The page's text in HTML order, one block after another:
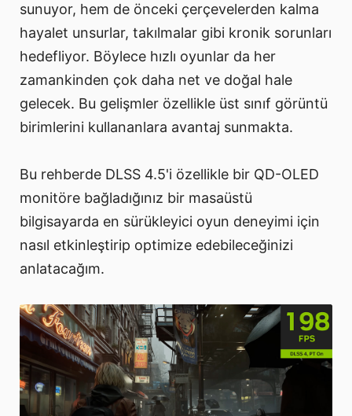
sunuyor, hem de önceki çerçevelerden kalma
hayalet unsurlar, takılmalar gibi kronik sorunları
hedefliyor. Böylece hızlı oyunlar da her
zamankinden çok daha net ve doğal hale
gelecek. Bu gelişmler özellikle üst sınıf görüntü
birimlerini kullananlara avantaj sunmakta.
Bu rehberde DLSS 4.5'i özellikle bir QD-OLED
monitöre bağladığınız bir masaüstü
bilgisayarda en sürükleyici oyun deneyimi için
nasıl etkinleştirip optimize edebileceğinizi
anlatacağım.